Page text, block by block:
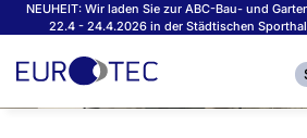
NEUHEIT: Wir laden Sie zur ABC-Bau- und
22.4 - 24.4.2026 in der Städtischen